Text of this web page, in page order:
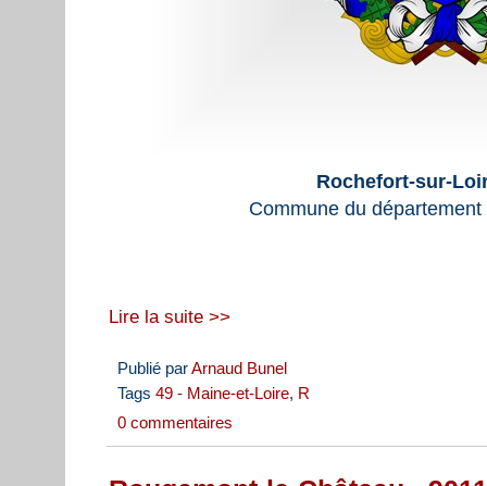
Rochefort-sur-
Commune du
Lire la suite >>
Publié parArnaud Bunel
Tags 49 - Maine-et-Loire, R
0 commentaires